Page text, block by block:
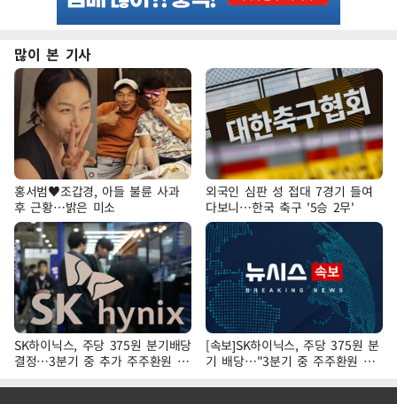
많이 본 기사
홍서범♥조갑경, 아들 불륜 사과
후 근황…밝은 미소
외국인 심판 성 접대 7경기 들여
다보니…한국 축구 '5승 2무'
SK하이닉스, 주당 375원 분기배당
결정…3분기 중 추가 주주환원 발
표
[속보]SK하이닉스, 주당 375원 분
기 배당…"3분기 중 주주환원 방
안 확정"